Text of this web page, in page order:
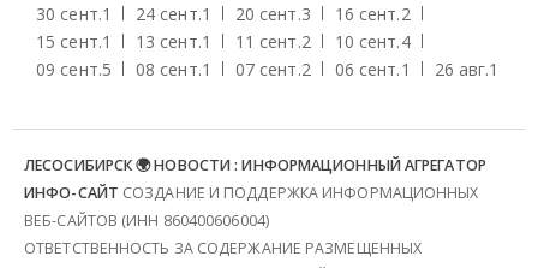
30 сент.1 24 сент.1 20 сент.3 16 сент.2
15 сент.1 13 сент.1 11 сент.2 10 сент.4
09 сент.5 08 сент.1 07 сент.2 06 сент.1 26 авг.1
ЛЕСОСИБИРСК 🌍 НОВОСТИ : ИНФОРМАЦИОННЫЙ АГРЕГАТОР
ИНФО-САЙТ СОЗДАНИЕ И ПОДДЕРЖКА ИНФОРМАЦИОННЫХ
ВЕБ-САЙТОВ (ИНН 860400606004)
ОТВЕТСТВЕННОСТЬ ЗА СОДЕРЖАНИЕ РАЗМЕЩЕННЫХ